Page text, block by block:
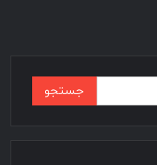
برای: